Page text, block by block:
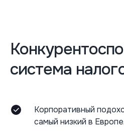
система
Корпоративный
самый низкий в Европе.